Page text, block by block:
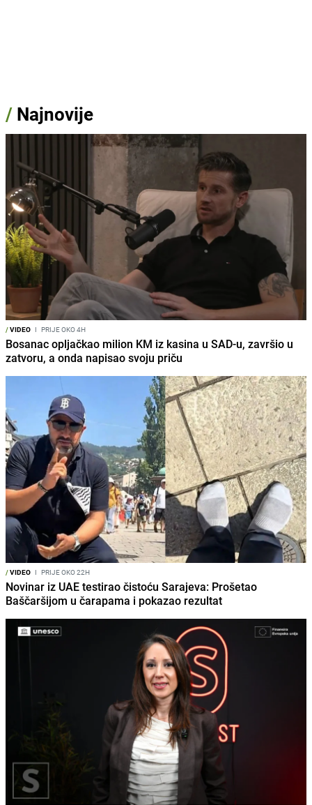
/ Najnovije
/VIDEO I PRIJE OKO 4H
Bosanac opljačkao milion KM iz kasina u SAD-u, završio u
zatvoru, a onda napisao svoju priču
/VIDEO I PRIJE OKO 22H
Novinar iz UAE testirao čistoću Sarajeva: Prošetao
Baščaršijom u čarapama i pokazao rezultat